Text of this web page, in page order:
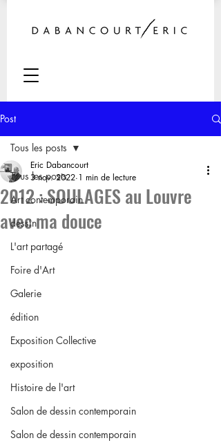
Post
Tous les posts
Art contemporain
dessin
L'art partagé
Foire d'Art
Galerie
édition
Exposition Collective
exposition
Histoire de l'art
Salon de dessin contemporain
Salon de dessin contemporain
Tous les posts
2012 : SOULAGES au Louvre
avec ma douce
Eric Dabancourt
3 nov. 2022 1 min de lecture